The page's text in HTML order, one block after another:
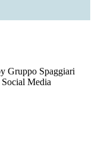
Gruppo Spaggiari
Media